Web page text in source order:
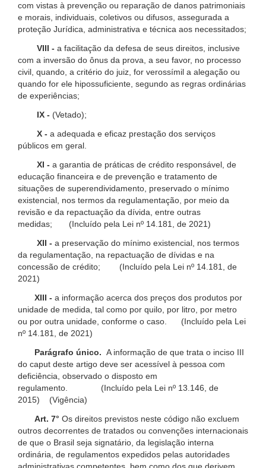
com vistas à prevenção ou reparação de danos patrimoniais
e morais, individuais, coletivos ou difusos, assegurada a
proteção Jurídica, administrativa e técnica aos necessitados;
VIII - a facilitação da defesa de seus direitos, inclusive
com a inversão do ônus da prova, a seu favor, no processo
civil, quando, a critério do juiz, for verossímil a alegação ou
quando for ele hipossuficiente, segundo as regras ordinárias
de experiências;
IX - (Vetado);
X - a adequada e eficaz prestação dos serviços
públicos em geral.
XI - a garantia de práticas de crédito responsável, de
educação financeira e de prevenção e tratamento de
situações de superendividamento, preservado o mínimo
existencial, nos termos da regulamentação, por meio da
revisão e da repactuação da dívida, entre outras
medidas; (Incluído pela Lei nº 14.181, de 2021)
XII - a preservação do mínimo existencial, nos termos
da regulamentação, na repactuação de dívidas e na
concessão de crédito; (Incluído pela Lei nº 14.181, de
2021)
XIII - a informação acerca dos preços dos produtos por
unidade de medida, tal como por quilo, por litro, por metro
ou por outra unidade, conforme o caso. (Incluído pela Lei
nº 14.181, de 2021)
Parágrafo único. A informação de que trata o inciso III
do caput deste artigo deve ser acessível à pessoa com
deficiência, observado o disposto em
regulamento. (Incluído pela Lei nº 13.146, de
2015) (Vigência)
Art. 7° Os direitos previstos neste código não excluem
outros decorrentes de tratados ou convenções internacionais
de que o Brasil seja signatário, da legislação interna
ordinária, de regulamentos expedidos pelas autoridades